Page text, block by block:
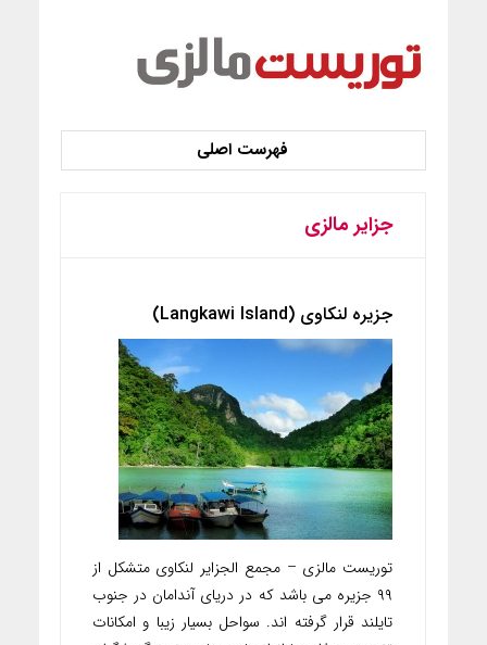
جزایر مالزی
جزیره لنکاوی (Langkawi Island)
توریست مالزی – مجمع الجزایر لنکاوی متشکل از
۹۹ جزیره می باشد که در دریای آندامان در جنوب
تایلند قرار گرفته اند. سواحل بسیار زیبا و امکانات